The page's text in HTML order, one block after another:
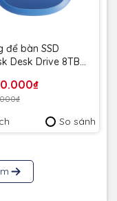
để bàn SSD
Desk Drive 8TB
8T00-A25 -
3 năm
So sánh